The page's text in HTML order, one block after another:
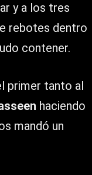
y a los tres
rebotes dentro
contener.
primer tanto al
haciendo
mandó un